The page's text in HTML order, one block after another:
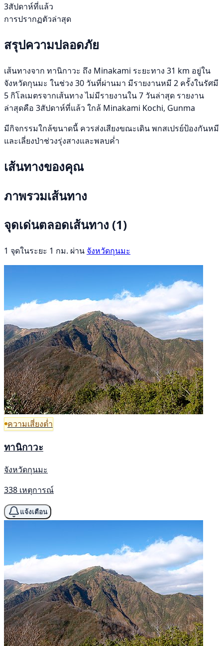
3สัปดาห์ที่แล้ว
การปรากฏตัวล่าสุด
สรุปความปลอดภัย
เส้นทางจาก ทานิกาวะ ถึง Minakami ระยะทาง 31 km อยู่ใน
จังหวัดกุนมะ ในช่วง 30 วันที่ผ่านมา มีรายงานหมี 2 ครั้งในรัศมี
5 กิโลเมตรจากเส้นทาง ไม่มีรายงานใน 7 วันล่าสุด รายงาน
ล่าสุดคือ 3สัปดาห์ที่แล้ว ใกล้ Minakami Kochi, Gunma
มีกิจกรรมใกล้ขนาดนี้ ควรส่งเสียงขณะเดิน พกสเปรย์ป้องกันหมี
และเลี่ยงป่าช่วงรุ่งสางและพลบค่ำ
เส้นทางของคุณ
ภาพรวมเส้นทาง
จุดเด่นตลอดเส้นทาง (1)
1 จุดในระยะ 1 กม. ผ่าน จังหวัดกุนมะ
ความเสี่ยงต่ำ
ทานิกาวะ
จังหวัดกุนมะ
338 เหตุการณ์
แจ้งเตือน